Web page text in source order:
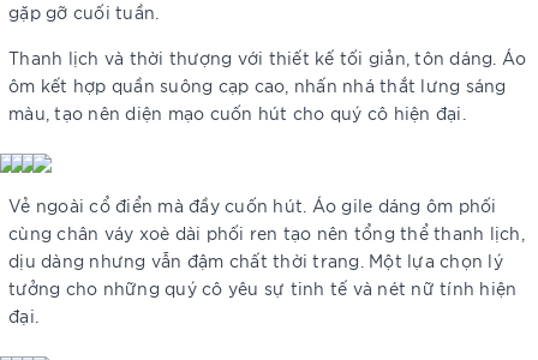
gặp gỡ cuối tuần.
Thanh lịch và thời thượng với thiết kế tối giản, tôn dáng. Áo
ôm kết hợp quần suông cạp cao, nhấn nhá thắt lưng sáng
màu, tạo nên diện mạo cuốn hút cho quý cô hiện đại.
Vẻ ngoài cổ điển mà đầy cuốn hút. Áo gile dáng ôm phối
cùng chân váy xoè dài phối ren tạo nên tổng thể thanh lịch,
dịu dàng nhưng vẫn đậm chất thời trang. Một lựa chọn lý
tưởng cho những quý cô yêu sự tinh tế và nét nữ tính hiện
đại.